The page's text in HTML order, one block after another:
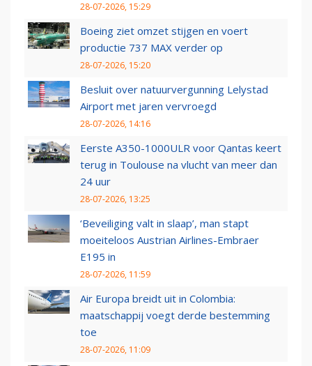
28-07-2026, 15:29
Boeing ziet omzet stijgen en voert
productie 737 MAX verder op
28-07-2026, 15:20
Besluit over natuurvergunning Lelystad
Airport met jaren vervroegd
28-07-2026, 14:16
Eerste A350-1000ULR voor Qantas keert
terug in Toulouse na vlucht van meer dan
24 uur
28-07-2026, 13:25
‘Beveiliging valt in slaap’, man stapt
moeiteloos Austrian Airlines-Embraer
E195 in
28-07-2026, 11:59
Air Europa breidt uit in Colombia:
maatschappij voegt derde bestemming
toe
28-07-2026, 11:09